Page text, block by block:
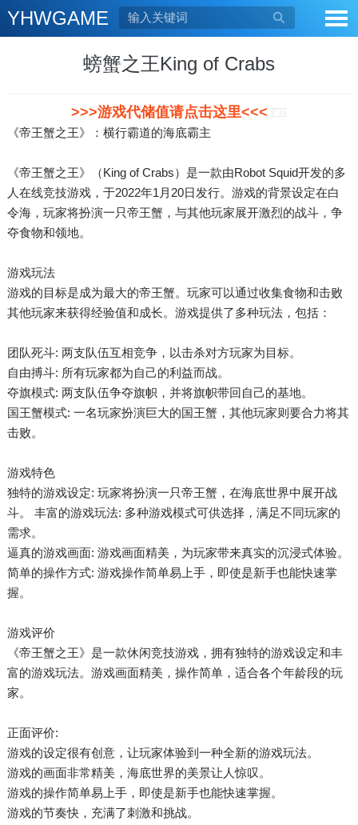
YHWGAME 
螃蟹之王King of Crabs
>>>游戏代储值请点击这里<<<
《帝王蟹之王》：横行霸道的海底霸主
《帝王蟹之王》（King of Crabs）是一款由Robot Squid开发的多
人在线竞技游戏，于2022年1月20日发行。游戏的背景设定在白
令海，玩家将扮演一只帝王蟹，与其他玩家展开激烈的战斗，争
夺食物和领地。
游戏玩法
游戏的目标是成为最大的帝王蟹。玩家可以通过收集食物和击败
其他玩家来获得经验值和成长。游戏提供了多种玩法，包括：
团队死斗: 两支队伍互相竞争，以击杀对方玩家为目标。
自由搏斗: 所有玩家都为自己的利益而战。
夺旗模式: 两支队伍争夺旗帜，并将旗帜带回自己的基地。
国王蟹模式: 一名玩家扮演巨大的国王蟹，其他玩家则要合力将其
击败。
游戏特色
独特的游戏设定: 玩家将扮演一只帝王蟹，在海底世界中展开战
斗。 丰富的游戏玩法: 多种游戏模式可供选择，满足不同玩家的
需求。
逼真的游戏画面: 游戏画面精美，为玩家带来真实的沉浸式体验。
简单的操作方式: 游戏操作简单易上手，即使是新手也能快速掌
握。
游戏评价
《帝王蟹之王》是一款休闲竞技游戏，拥有独特的游戏设定和丰
富的游戏玩法。游戏画面精美，操作简单，适合各个年龄段的玩
家。
正面评价:
游戏的设定很有创意，让玩家体验到一种全新的游戏玩法。
游戏的画面非常精美，海底世界的美景让人惊叹。
游戏的操作简单易上手，即使是新手也能快速掌握。
游戏的节奏快，充满了刺激和挑战。